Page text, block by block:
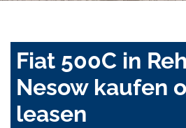
Fiat 500C in
Nesow kaufen
leasen